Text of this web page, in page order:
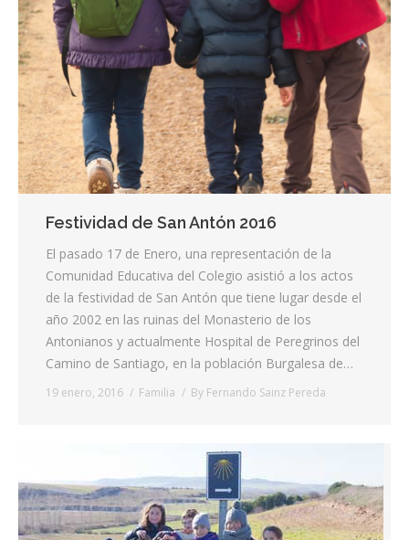
Contacta
Info cookies
Festividad de San Antón 2016
El pasado 17 de Enero, una representación de la
Comunidad Educativa del Colegio asistió a los actos
de la festividad de San Antón que tiene lugar desde el
año 2002 en las ruinas del Monasterio de los
Antonianos y actualmente Hospital de Peregrinos del
Camino de Santiago, en la población Burgalesa de…
19 enero, 2016 Familia By Fernando Sainz Pereda